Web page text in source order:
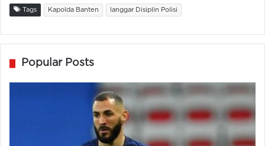
Tags Kapolda Banten langgar Disiplin Polisi
Popular Posts